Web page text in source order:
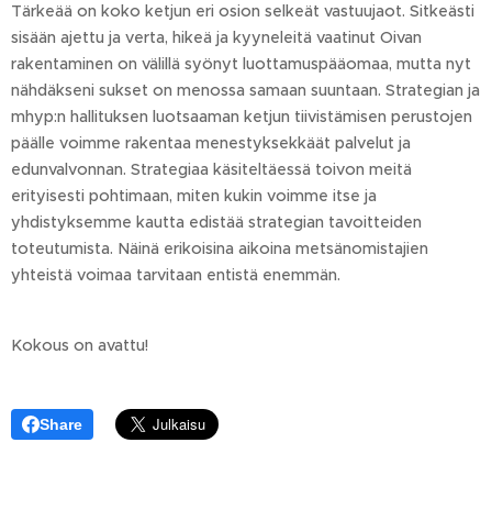
Tärkeää on koko ketjun eri osion selkeät vastuujaot. Sitkeästi
sisään ajettu ja verta, hikeä ja kyyneleitä vaatinut Oivan
rakentaminen on välillä syönyt luottamuspääomaa, mutta nyt
nähdäkseni sukset on menossa samaan suuntaan. Strategian ja
mhyp:n hallituksen luotsaaman ketjun tiivistämisen perustojen
päälle voimme rakentaa menestyksekkäät palvelut ja
edunvalvonnan. Strategiaa käsiteltäessä toivon meitä
erityisesti pohtimaan, miten kukin voimme itse ja
yhdistyksemme kautta edistää strategian tavoitteiden
toteutumista. Näinä erikoisina aikoina metsänomistajien
yhteistä voimaa tarvitaan entistä enemmän.
Kokous on avattu!
Share